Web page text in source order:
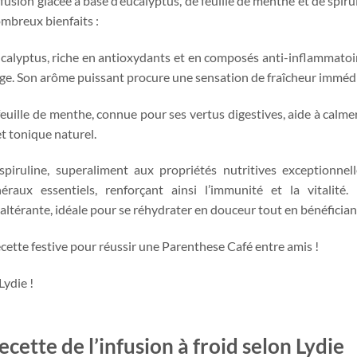
bienfaits :
riche en antioxydants et en composés anti-
Son arôme puissant procure une sensation de fraîcheur
de menthe, connue pour ses vertus digestives, aide à
tonique naturel.
superaliment aux propriétés nutritives
essentiels, renforçant ainsi l’immunité et la
idéale pour se réhydrater en douceur tout en
festive pour réussir une Parenthese Café entre amis !
!
de l’infusion à froid selon Lydie